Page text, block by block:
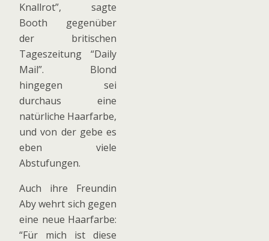
Knallrot”, sagte
Booth gegenüber
der britischen
Tageszeitung “Daily
Mail”. Blond
hingegen sei
durchaus eine
natürliche Haarfarbe,
und von der gebe es
eben viele
Abstufungen.
Auch ihre Freundin
Aby wehrt sich gegen
eine neue Haarfarbe:
“Für mich ist diese